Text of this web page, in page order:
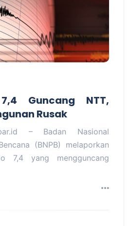
Guncang NTT,
Rusak
– Badan Nasional
(BNPB) melaporkan
7,4 yang mengguncang